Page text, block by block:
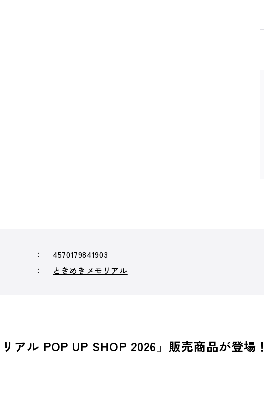
4570179841903
ときめきメモリアル
アル POP UP SHOP 2026」販売商品が登場！